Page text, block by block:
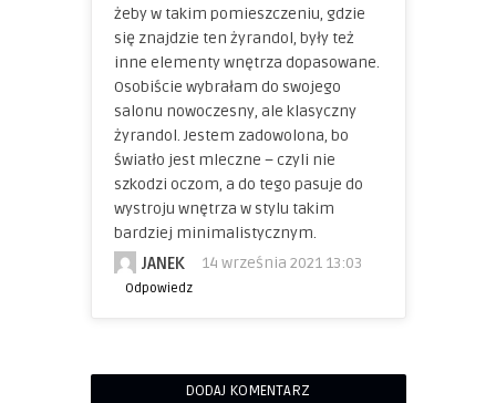
żeby w takim pomieszczeniu, gdzie
się znajdzie ten żyrandol, były też
inne elementy wnętrza dopasowane.
Osobiście wybrałam do swojego
salonu nowoczesny, ale klasyczny
żyrandol. Jestem zadowolona, bo
światło jest mleczne – czyli nie
szkodzi oczom, a do tego pasuje do
wystroju wnętrza w stylu takim
bardziej minimalistycznym.
JANEK 14 września 2021 13:03
Odpowiedz
DODAJ KOMENTARZ